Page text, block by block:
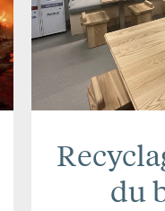
du